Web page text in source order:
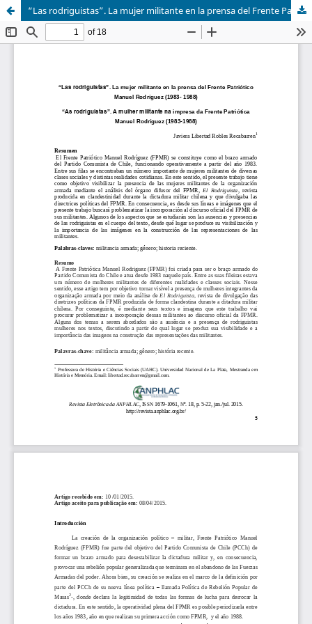
“Las rodriguistas”. La mujer militante en la prensa del Frente Patriótico Manuel Rodríguez (1983-1988)